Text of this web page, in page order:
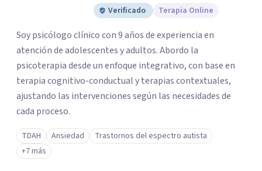
Verificado
Terapia Online
Soy psicólogo clínico con 9 años de experiencia en
atención de adolescentes y adultos. Abordo la
psicoterapia desde un enfoque integrativo, con base en
terapia cognitivo-conductual y terapias contextuales,
ajustando las intervenciones según las necesidades de
cada proceso.
TDAH Ansiedad
Trastornos del espectro autista
+7 más